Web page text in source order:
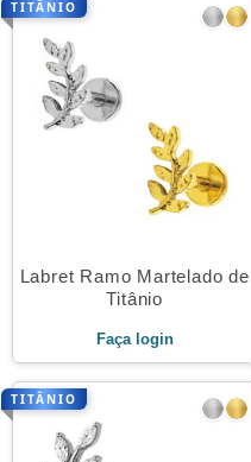
TITÂNIO
Labret Ramo Martelado de
Titânio
Faça login
TITÂNIO